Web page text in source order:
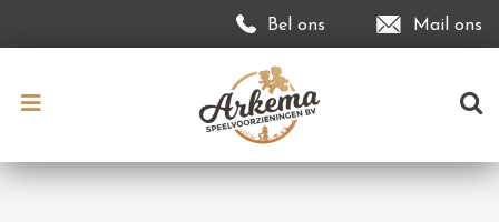
Bel ons Mail ons